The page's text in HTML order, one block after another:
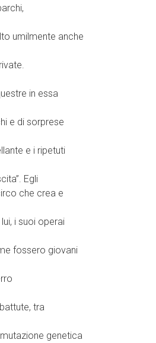
umilmente anche
in essa
e di sorprese
e i ripetuti
Egli
che crea e
i suoi operai
fossero giovani
tra
genetica